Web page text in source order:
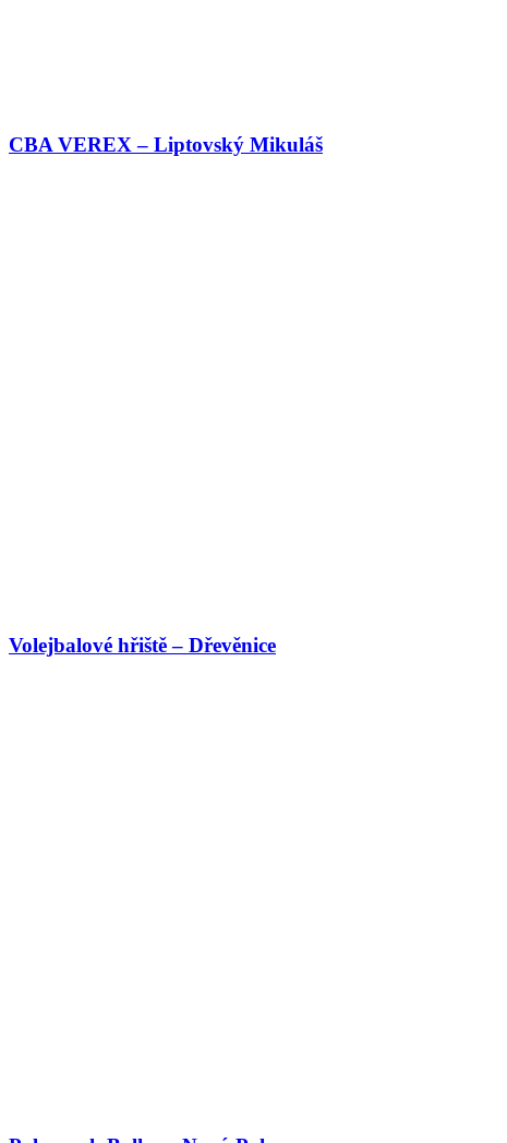
CBA VEREX – Liptovský Mikuláš
Volejbalové hřiště – Dřevěnice